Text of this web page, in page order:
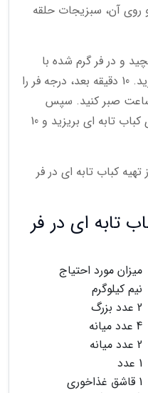
آن، سبزیجات حلقه
و در فر گرم شده با
دمای 250 درجه سانتی گراد بگذارید. 10 دقیقه بعد، درجه فر را
ساعت صبر کنید. سپس
زعفران دم نموده، کره و آبلیمو روی کباب تابه ای بریزید و 10
کباب تابه ای در فر
تابه ای در فر
میزان مورد احتیاج
نیم کیلوگرم
2 عدد بزرگ
4 عدد میانه
2 عدد میانه
1 عدد
1 قاشق غذاخوری